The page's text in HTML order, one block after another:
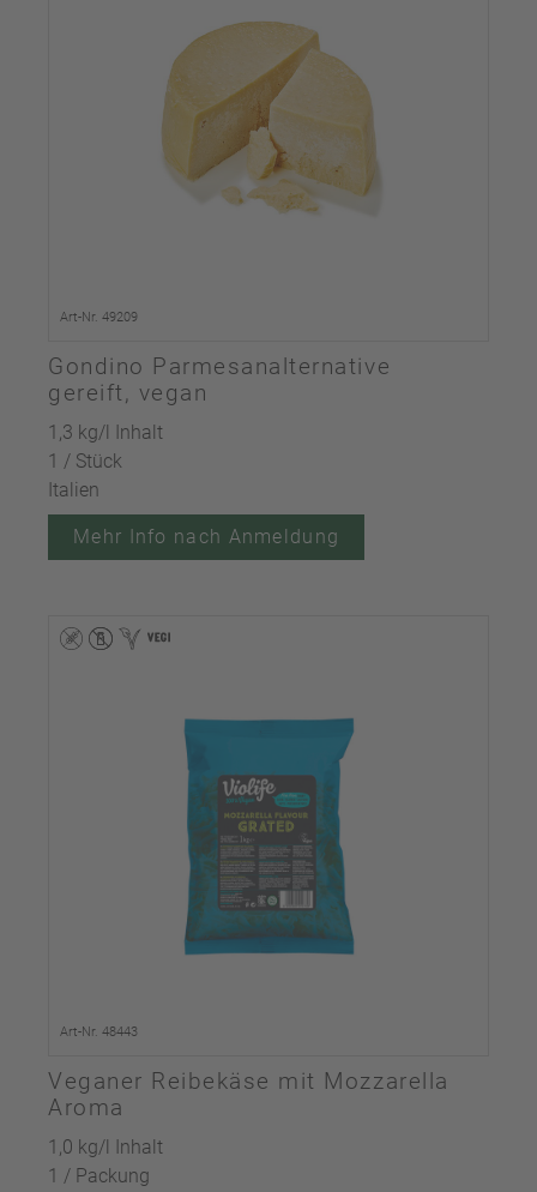
Art-Nr. 49209
Gondino Parmesanalternative
gereift, vegan
1,3 kg/l Inhalt
1 / Stück
Italien
Mehr Info nach Anmeldung
Art-Nr. 48443
Veganer Reibekäse mit Mozzarella
Aroma
1,0 kg/l Inhalt
1 / Packung